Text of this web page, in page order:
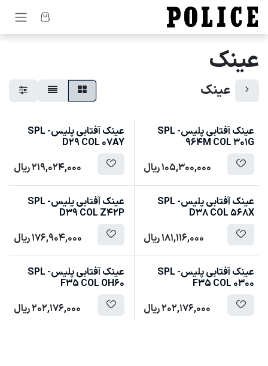
صرف نظر و مشاهده محتوا
عینک
عینک
عینک آفتابی پلیس- SPL
964M COL 301G
105,300,000ریال
عینک آفتابی پلیس- SPL
D29 COL 07AY
219,024,000ریال
عینک آفتابی پلیس- SPL
D38 COL 568X
181,116,000ریال
عینک آفتابی پلیس- SPL
D39 COL Z42P
176,904,000ریال
عینک آفتابی پلیس- SPL
F35 COL 0300
202,176,000ریال
عینک آفتابی پلیس- SPL
F35 COL OH60
202,176,000ریال